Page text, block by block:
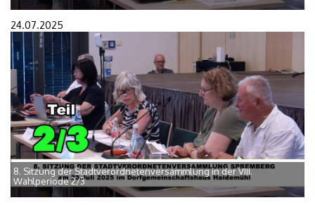
24.07.2025
8. Sitzung der Stadtverordnetenversammlung in der VIII.
Wahlperiode 2/3